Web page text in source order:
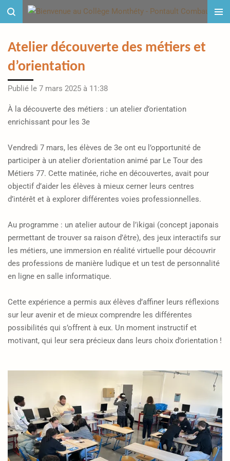
Passer
au
principal
Atelier découverte des métiers et
d’orientation
Publié le 7 mars 2025 à 11:38
À la découverte des métiers : un atelier d’orientation
enrichissant pour les 3e
Vendredi 7 mars, les élèves de 3e ont eu l’opportunité de
participer à un atelier d’orientation animé par Le Tour des
Métiers 77. Cette matinée, riche en découvertes, avait pour
objectif d’aider les élèves à mieux cerner leurs centres
d’intérêt et à explorer différentes voies professionnelles.
Au programme : un atelier autour de l’ikigai (concept japonais
permettant de trouver sa raison d’être), des jeux interactifs sur
les métiers, une immersion en réalité virtuelle pour découvrir
des professions de manière ludique et un test de personnalité
en ligne en salle informatique.
Cette expérience a permis aux élèves d’affiner leurs réflexions
sur leur avenir et de mieux comprendre les différentes
possibilités qui s’offrent à eux. Un moment instructif et
motivant, qui leur sera précieux dans leurs choix d’orientation !